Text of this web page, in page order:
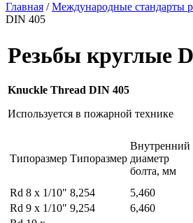
Главная /Международные стандарты
DIN 405
Резьбы круглые
Knuckle Thread DIN 405
Используется в пожарной технике
Типоразмер Типоразмер
Внутренний
диаметр
болта, мм
Rd 8 x 1/10" 8,254 5,460
Rd 9 x 1/10" 9,254 6,460